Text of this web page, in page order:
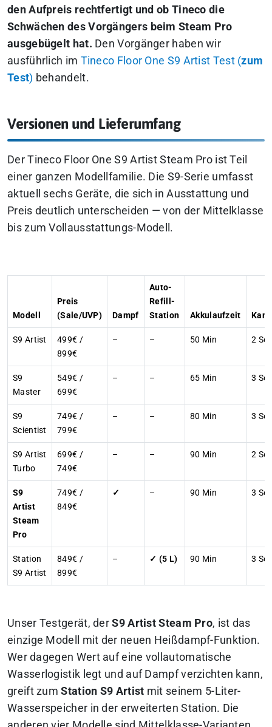
den Aufpreis rechtfertigt und ob Tineco die
Schwächen des Vorgängers beim Steam Pro
ausgebügelt hat. Den Vorgänger haben wir
ausführlich im Tineco Floor One S9 Artist Test (zum
Test) behandelt.
Versionen und Lieferumfang
Der Tineco Floor One S9 Artist Steam Pro ist Teil
einer ganzen Modellfamilie. Die S9-Serie umfasst
aktuell sechs Geräte, die sich in Ausstattung und
Preis deutlich unterscheiden — von der Mittelklasse
bis zum Vollausstattungs-Modell.
Modell
Preis
(Sale/UVP)
Dampf
Auto-
Refill-
Station
Akkulaufzeit
S9 Artist
499€ /
899€
– – 50 Min 2
S9
Master
549€ /
699€
– – 65 Min 3
S9
Scientist
749€ /
799€
– – 80 Min 3
S9 Artist
Turbo
699€ /
749€
– – 90 Min 2
S9
Artist
Steam
Pro
749€ /
849€
✓ – 90 Min 3
Station
S9 Artist
849€ /
899€
– ✓ (5 L) 90 Min 3
Unser Testgerät, derS9 Artist Steam Pro, ist das
einzige Modell mit der neuen Heißdampf-Funktion.
Wer dagegen Wert auf eine vollautomatische
Wasserlogistik legt und auf Dampf verzichten kann,
greift zumStation S9 Artist mit seinem 5-Liter-
Wasserspeicher in der erweiterten Station. Die